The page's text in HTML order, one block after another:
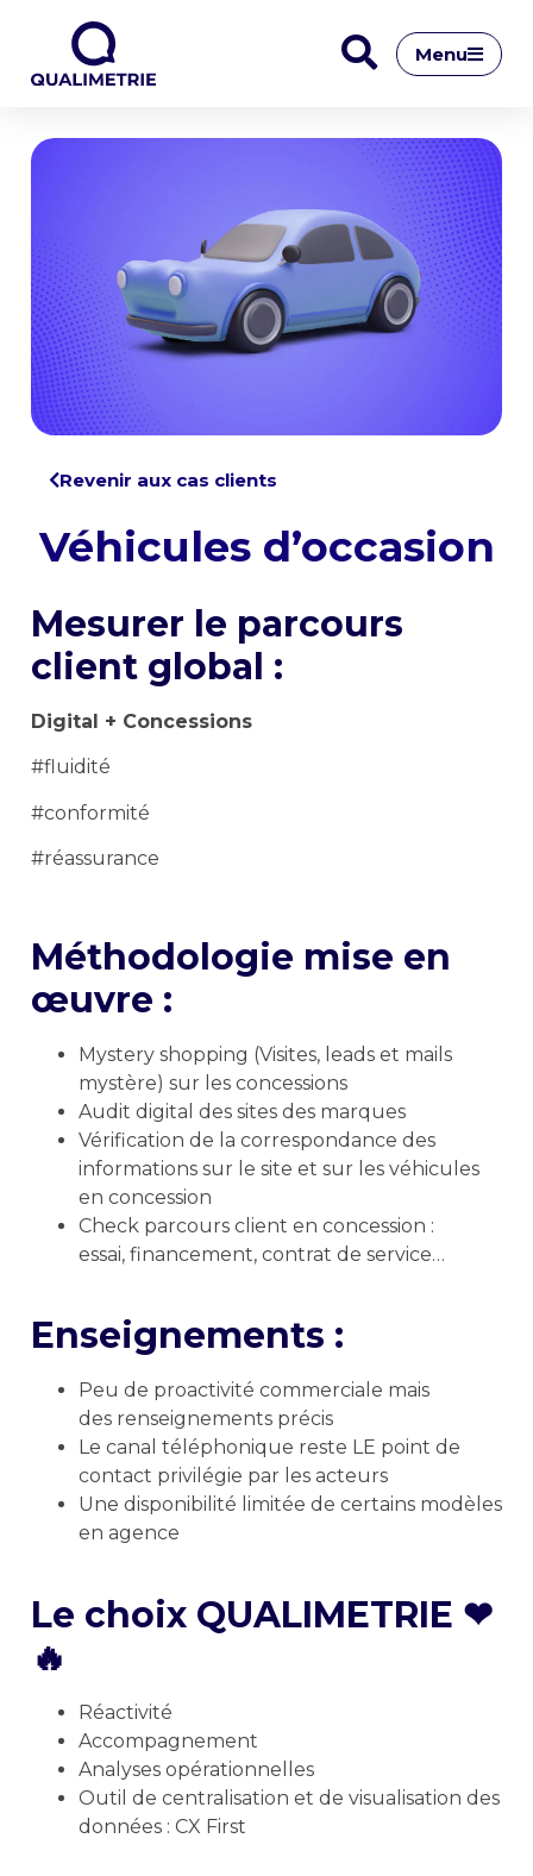
Menu
Revenir aux cas clients
Véhicules d’occasion
Mesurer le parcours
client global :
Digital + Concessions
#fluidité
#conformité
#réassurance
Méthodologie mise en
œuvre :
Mystery shopping (Visites, leads et mails
mystère) sur les concessions
Audit digital des sites des marques
Vérification de la correspondance des
informations sur le site et sur les véhicules
en concession
Check parcours client en concession :
essai, financement, contrat de service…
Enseignements :
Peu de proactivité commerciale mais
des renseignements précis
Le canal téléphonique reste LE point de
contact privilégie par les acteurs
Une disponibilité limitée de certains modèles
en agence
Le choix QUALIMETRIE ❤
🔥
Réactivité
Accompagnement
Analyses opérationnelles
Outil de centralisation et de visualisation des
données : CX First